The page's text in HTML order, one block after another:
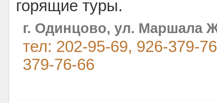
горящие туры.
г. Одинцово, ул. Маршала
тел: 202-95-69, 926-379-
379-76-66